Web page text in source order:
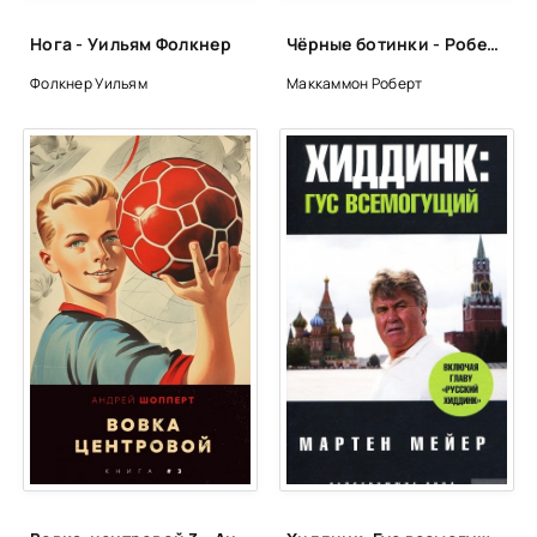
02_02_08
02_02_09
02_02_10
02_02_11
02_02_12
02_02_13
03_01_01
03_01_02
03_01_03
03_01_04
Нога - Уильям Фолкнер
Фолкнер Уильям
Чёрные ботинки - Роберт Маккаммон
Маккаммон Роберт